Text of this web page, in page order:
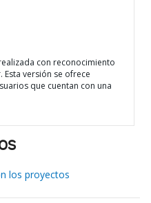
con reconocimiento
versión se ofrece
que cuentan con una
los proyectos